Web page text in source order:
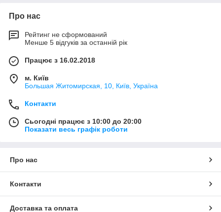
Про нас
Рейтинг не сформований
Менше 5 відгуків за останній рік
Працює з 16.02.2018
м. Київ
Большая Житомирская, 10, Київ, Україна
Контакти
Сьогодні працює з 10:00 до 20:00
Показати весь графік роботи
Про нас
Контакти
Доставка та оплата